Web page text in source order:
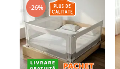
Casti antifonice pentru copii si
bebelusi
Echipament protectie bicicleta si
Accesorii auto copii
-26%